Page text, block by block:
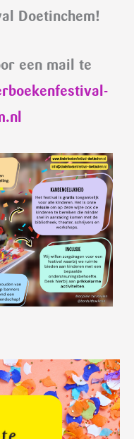
Doetinchem!
een mail te